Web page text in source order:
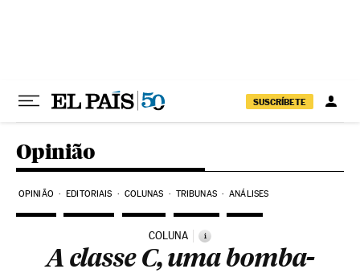
SUSCRÍBETE
Opinião
OPINIÃO EDITORIAIS COLUNAS TRIBUNAS ANÁLISES
COLUNA i
A classe C, uma bomba-